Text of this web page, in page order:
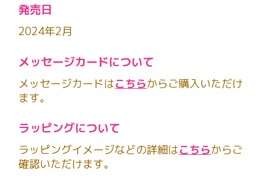
発売日
2024年2月
メッセージカードについて
メッセージカードはこちらからご購入いただけ
ます。
ラッピングについて
ラッピングイメージなどの詳細はこちらからご
確認いただけます。